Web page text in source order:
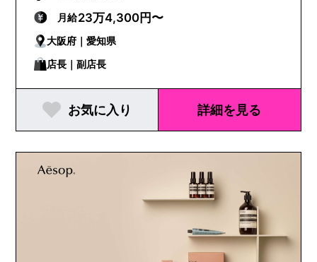
月給23万4,300円〜
大阪府｜愛知県
店長｜副店長
お気に入り 詳細を見る